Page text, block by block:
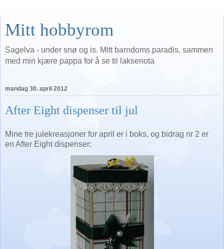
Mitt hobbyrom
Sagelva - under snø og is. Mitt barndoms paradis, sammen
med min kjære pappa for å se til laksenota
mandag 30. april 2012
After Eight dispenser til jul
Mine tre julekreasjoner for april er i boks, og bidrag nr 2 er
en After Eight dispenser: